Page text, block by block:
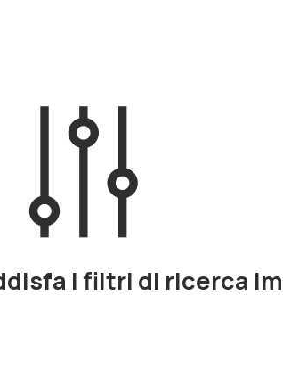
i filtri di ricerca